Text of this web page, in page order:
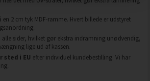
2 cm tyk MDF-ramme. Hvert billede er udstyret
sider, hvilket gør ekstra indramning unødvendig,
lige ud af kassen.
sted i EU efter individuel kundebestilling. Vi har